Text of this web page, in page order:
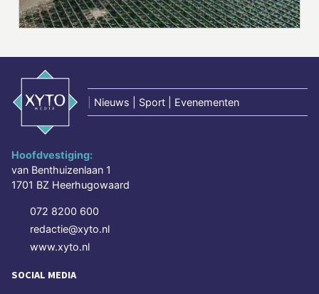
Nieuws | Sport | Evenementen
Hoofdvestiging:
van Benthuizenlaan 1
1701 BZ Heerhugowaard
072 8200 600
redactie@xyto.nl
www.xyto.nl
SOCIAL MEDIA